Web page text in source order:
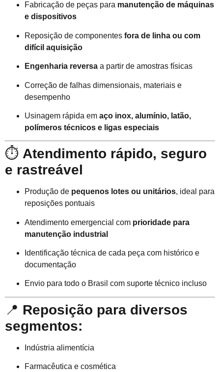
Fabricação de peças para manutenção de máquinas
e dispositivos
Reposição de componentes fora de linha ou com
difícil aquisição
Engenharia reversa a partir de amostras físicas
Correção de falhas dimensionais, materiais e
desempenho
Usinagem rápida em aço inox, alumínio, latão,
polímeros técnicos e ligas especiais
⏱️ Atendimento rápido, seguro
e rastreável
Produção de pequenos lotes ou unitários, ideal para
reposições pontuais
Atendimento emergencial com prioridade para
manutenção industrial
Identificação técnica de cada peça com histórico e
documentação
Envio para todo o Brasil com suporte técnico incluso
📍 Reposição para diversos
segmentos:
Indústria alimentícia
Farmacêutica e cosmética